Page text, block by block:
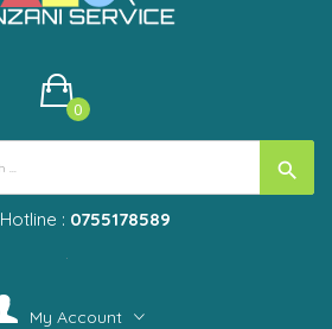
0
search
Hotline : 0755178589
.
My Account